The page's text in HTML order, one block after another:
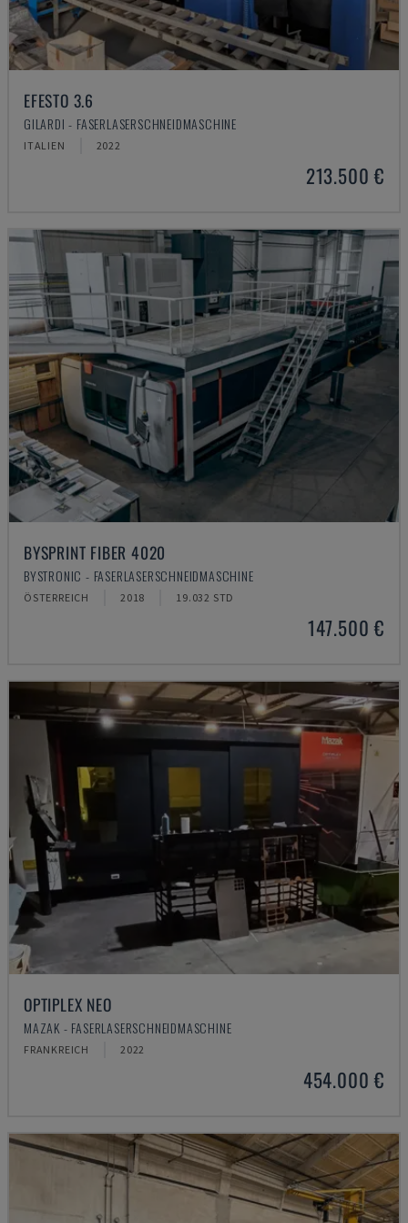
EFESTO 3.6
GILARDI - FASERLASERSCHNEIDMASCHINE
ITALIEN 2022
213.500 €
BYSPRINT FIBER 4020
BYSTRONIC - FASERLASERSCHNEIDMASCHINE
ÖSTERREICH 2018 19.032 STD
147.500 €
OPTIPLEX NEO
MAZAK - FASERLASERSCHNEIDMASCHINE
FRANKREICH 2022
454.000 €